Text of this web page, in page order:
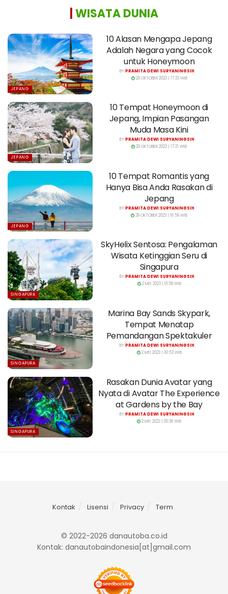
WISATA DUNIA
JEPANG
10 Alasan Mengapa Jepang
Adalah Negara yang Cocok
untuk Honeymoon
BYPRAMITA DEWI SURYANINGSIH
29 OKTOBER 2023 | 17:33 WIB
JEPANG
10 Tempat Honeymoon di
Jepang, Impian Pasangan
Muda Masa Kini
BYPRAMITA DEWI SURYANINGSIH
29 OKTOBER 2023 | 17:21 WIB
JEPANG
10 Tempat Romantis yang
Hanya Bisa Anda Rasakan di
Jepang
BYPRAMITA DEWI SURYANINGSIH
29 OKTOBER 2023 | 16:59 WIB
SINGAPURA
SkyHelix Sentosa: Pengalaman
Wisata Ketinggian Seru di
Singapura
BYPRAMITA DEWI SURYANINGSIH
2 MEI 2023 | 01:09 WIB
SINGAPURA
Marina Bay Sands Skypark,
Tempat Menatap
Pemandangan Spektakuler
BYPRAMITA DEWI SURYANINGSIH
2 MEI 2023 | 00:53 WIB
SINGAPURA
Rasakan Dunia Avatar yang
Nyata di Avatar The Experience
at Gardens by the Bay
BYPRAMITA DEWI SURYANINGSIH
2 MEI 2023 | 00:38 WIB
Kontak Lisensi Privacy Term
© 2022-2026 danautoba.co.id
Kontak: danautobaindonesia[at]gmail.com